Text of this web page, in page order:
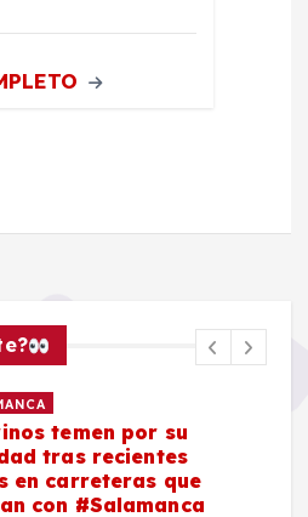
temen por su
tras recientes
en carreteras que
con #Salamanca